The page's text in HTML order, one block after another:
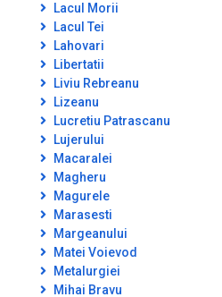
Lacul Morii
Lacul Tei
Lahovari
Libertatii
Liviu Rebreanu
Lizeanu
Lucretiu Patrascanu
Lujerului
Macaralei
Magheru
Magurele
Marasesti
Margeanului
Matei Voievod
Metalurgiei
Mihai Bravu